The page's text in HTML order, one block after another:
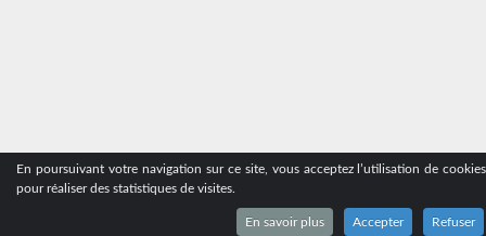
En poursuivant votre navigation sur ce site, vous acceptez l’utilisation de cookies
pour réaliser des statistiques de visites.
En savoir plus Accepter Refuser